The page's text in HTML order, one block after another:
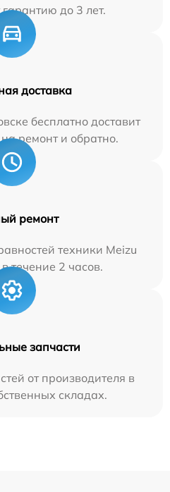
до 3 лет.
доставка
бесплатно доставит
ремонт и обратно.
ремонт
техники Meizu
течение 2 часов.
запчасти
от производителя в
складах.